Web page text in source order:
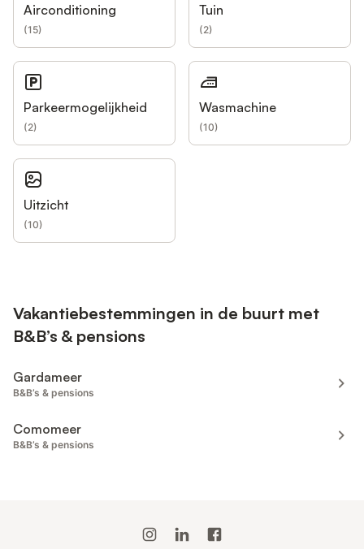
Airconditioning
(15)
Tuin
(2)
Parkeermogelijkheid
(2)
Wasmachine
(10)
Uitzicht
(10)
Vakantiebestemmingen in de buurt met
B&B’s & pensions
Gardameer
B&B’s & pensions
Comomeer
B&B’s & pensions